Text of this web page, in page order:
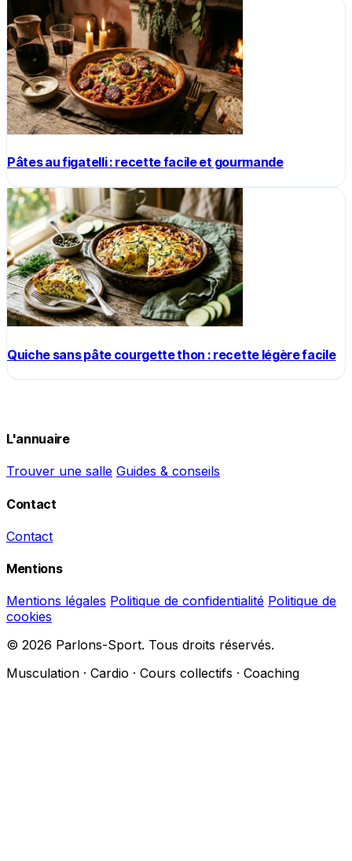
Pâtes au figatelli : recette facile et gourmande
Quiche sans pâte courgette thon : recette légère facile
L'annuaire
Trouver une salle Guides & conseils
Contact
Contact
Mentions
Mentions légales Politique de confidentialité Politique de
cookies
© 2026 Parlons-Sport. Tous droits réservés.
Musculation · Cardio · Cours collectifs · Coaching